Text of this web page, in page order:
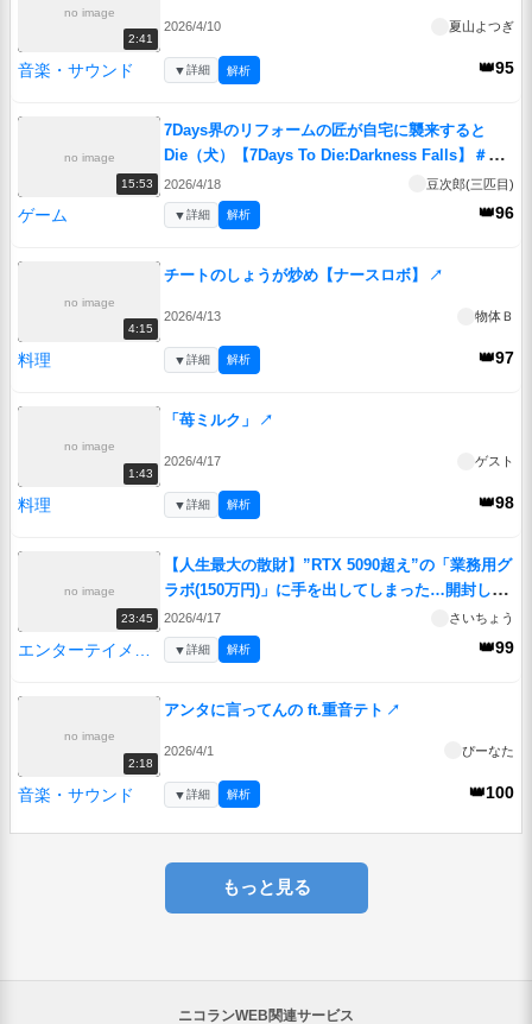
no image
2:41
2026/4/10 夏山よつぎ
音楽・サウンド 👑95
▼詳細 解析
no image
15:53
7Days界のリフォームの匠が自宅に襲来すると
Die（犬）【7Days To Die:Darkness Falls】＃
25↗
2026/4/18 豆次郎(三匹目)
ゲーム 👑96
▼詳細 解析
no image
4:15
チートのしょうが炒め【ナースロボ】 ↗
2026/4/13 物体Ｂ
料理 👑97
▼詳細 解析
no image
1:43
「苺ミルク」 ↗
2026/4/17 ゲスト
料理 👑98
▼詳細 解析
no image
23:45
【人生最大の散財】”RTX 5090超え”の「業務用グ
ラボ(150万円)」に手を出してしまった…開封して
動かしてみる。【500万円PC建造計画 #10】↗
2026/4/17 さいちょう
👑99
▼詳細 解析
no image
2:18
アンタに言ってんの ft.重音テト ↗
2026/4/1 ぴーなた
音楽・サウンド 👑100
▼詳細 解析
もっと見る
ニコランWEB関連サービス